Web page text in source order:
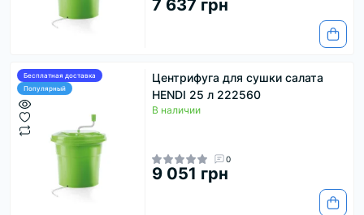
7 637 грн
Бесплатная доставка
Популярный
Центрифуга для сушки салата
HENDI 25 л 222560
В наличии
0
9 051 грн